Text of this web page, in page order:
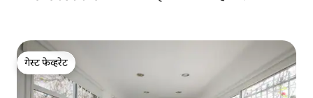
गेस्ट फेव्हरेट
गेस्ट फेव्हरेट